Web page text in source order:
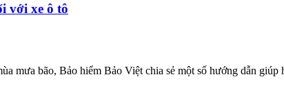
với xe ô tô
mưa bão, Bảo hiểm Bảo Việt chia sẻ một số hướng dẫn